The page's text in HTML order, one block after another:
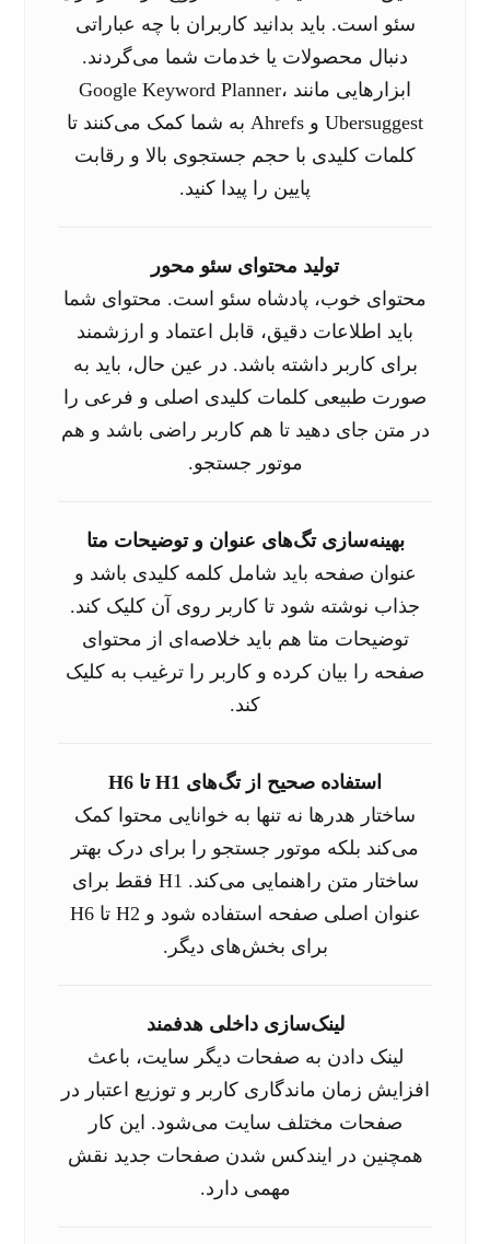
سئو است. باید بدانید کاربران با چه عباراتی
دنبال محصولات یا خدمات شما می‌گردند.
ابزارهایی مانند Google Keyword Planner،
Ubersuggest و Ahrefs به شما کمک می‌کنند تا
کلمات کلیدی با حجم جستجوی بالا و رقابت
پایین را پیدا کنید.
تولید محتوای سئو محور
محتوای خوب، پادشاه سئو است. محتوای شما
باید اطلاعات دقیق، قابل اعتماد و ارزشمند
برای کاربر داشته باشد. در عین حال، باید به
صورت طبیعی کلمات کلیدی اصلی و فرعی را
در متن جای دهید تا هم کاربر راضی باشد و هم
موتور جستجو.
بهینه‌سازی تگ‌های عنوان و توضیحات متا
عنوان صفحه باید شامل کلمه کلیدی باشد و
جذاب نوشته شود تا کاربر روی آن کلیک کند.
توضیحات متا هم باید خلاصه‌ای از محتوای
صفحه را بیان کرده و کاربر را ترغیب به کلیک
کند.
استفاده صحیح از تگ‌های H1 تا H6
ساختار هدرها نه تنها به خوانایی محتوا کمک
می‌کند بلکه موتور جستجو را برای درک بهتر
ساختار متن راهنمایی می‌کند. H1 فقط برای
عنوان اصلی صفحه استفاده شود و H2 تا H6
برای بخش‌های دیگر.
لینک‌سازی داخلی هدفمند
لینک دادن به صفحات دیگر سایت، باعث
افزایش زمان ماندگاری کاربر و توزیع اعتبار در
صفحات مختلف سایت می‌شود. این کار
همچنین در ایندکس شدن صفحات جدید نقش
مهمی دارد.